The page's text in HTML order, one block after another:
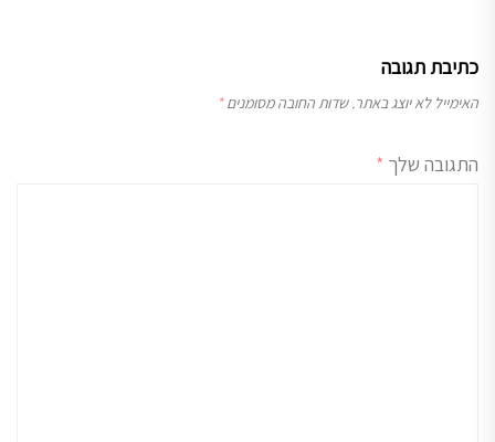
כתיבת תגובה
האימייל לא יוצג באתר. שדות החובה מסומנים*
התגובה שלך *